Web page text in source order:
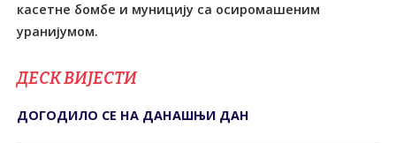
касетне бомбе и муницију са осиромашеним
уранијумом.
ДЕСК ВИЈЕСТИ
ДОГОДИЛО СЕ НА ДАНАШЊИ ДАН